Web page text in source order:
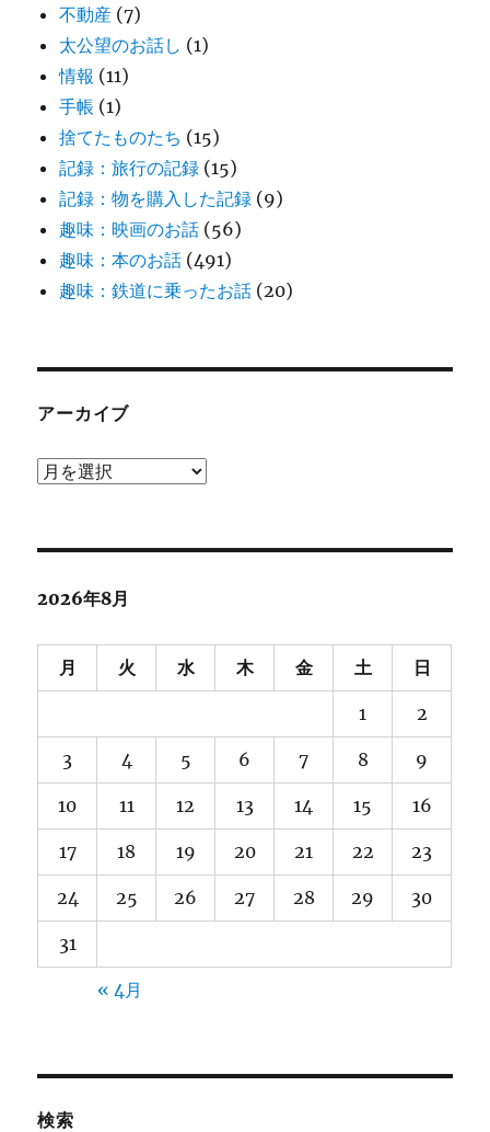
不動産 (7)
太公望のお話し (1)
情報 (11)
手帳 (1)
捨てたものたち (15)
記録：旅行の記録 (15)
記録：物を購入した記録 (9)
趣味：映画のお話 (56)
趣味：本のお話 (491)
趣味：鉄道に乗ったお話 (20)
アーカイブ
ア
ブ
2026年8月
月 火 水 木 金 土 日
1 2
3 4 5 6 7 8 9
10 11 12 13 14 15 16
17 18 19 20 21 22 23
24 25 26 27 28 29 30
31
« 4月
検索